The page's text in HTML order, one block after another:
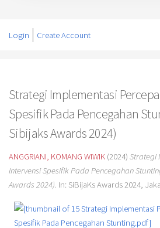
Login Create Account
Strategi Implementasi
Spesifik Pada Pencegahan
Sibijaks Awards 2024)
ANGGRIANI, KOMANG WIWIK(2024) Strategi
Intervensi Spesifik Pada Pencegahan
Awards 2024). In: SiBijaKs Awards 2024,